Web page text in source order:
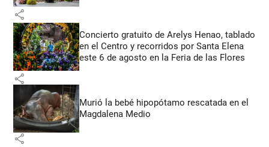
share
Concierto gratuito de Arelys Henao, tablado
en el Centro y recorridos por Santa Elena
este 6 de agosto en la Feria de las Flores
share
Murió la bebé hipopótamo rescatada en el
Magdalena Medio
share